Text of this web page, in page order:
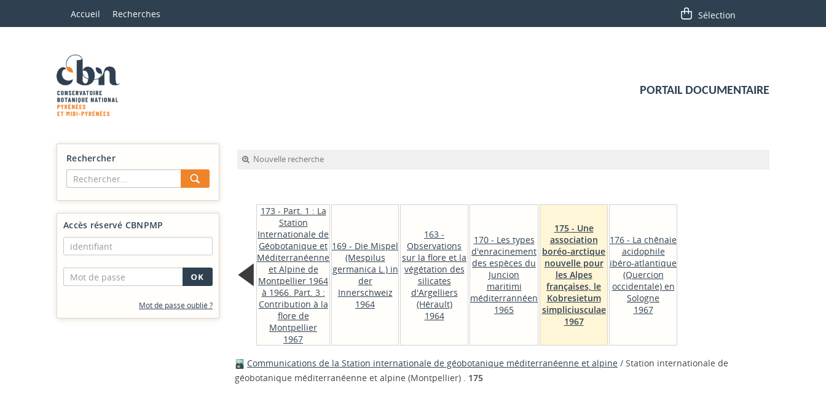
Accueil Recherches
PORTAIL DOCUMENTAIRE
Rechercher
Accès réservé CBNPMP
Mot de passe oublié ?
Nouvelle recherche
173 - Part. 1 : La
Station
Internationale de
Géobotanique et
Méditerranéenne
et Alpine de
Montpellier 1964
à 1966. Part. 3 :
Contribution à la
flore de
Montpellier
1967
169 - Die Mispel
(Mespilus
germanica L.) in
der
Innerschweiz
1964
163 -
Observations
sur la flore et la
végétation des
silicates
d'Argelliers
(Hérault)
1964
170 - Les types
d'enracinement
des espèces du
Juncion
maritimi
méditerrannéen
1965
175 - Une
association
boréo-arctique
nouvelle pour
les Alpes
françaises, le
Kobresietum
simpliciusculae
1967
176 - La chênaie
acidophile
ibéro-atlantique
(Quercion
occidentale) en
Sologne
1967
Communications de la Station internationale de géobotanique méditerranéenne et alpine / Station internationale de
géobotanique méditerranéenne et alpine (Montpellier) . 175